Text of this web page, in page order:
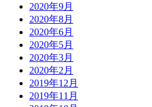
2020年9月
2020年8月
2020年6月
2020年5月
2020年3月
2020年2月
2019年12月
2019年11月